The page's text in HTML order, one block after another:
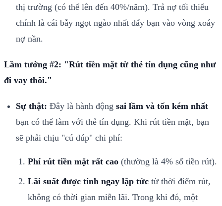
thị trường (có thể lên đến 40%/năm). Trả nợ tối thiểu
chính là cái bẫy ngọt ngào nhất đẩy bạn vào vòng xoáy
nợ nần.
Lầm tưởng #2: "Rút tiền mặt từ thẻ tín dụng cũng như
đi vay thôi."
Sự thật: Đây là hành động sai lầm và tốn kém nhất
bạn có thể làm với thẻ tín dụng. Khi rút tiền mặt, bạn
sẽ phải chịu "cú đúp" chi phí:
Phí rút tiền mặt rất cao (thường là 4% số tiền rút).
Lãi suất được tính ngay lập tức từ thời điểm rút,
không có thời gian miễn lãi. Trong khi đó, một